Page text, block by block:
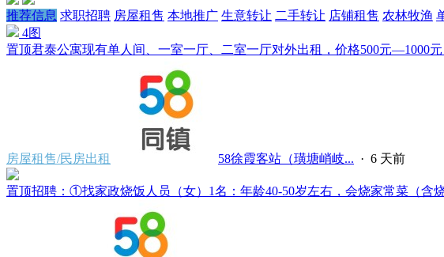
推荐信息 求职招聘 房屋租售 本地推广 生意转让 二手转让 店铺租售 农林牧渔
4图
置顶君泰公寓现有单人间、一室一厅、二室一厅对外出租，价格500元—1000元
房屋租售/民房出租 58徐霞客站（璜塘峭岐... · 6 天前
置顶招聘：①找家政烧饭人员（女）1名：年龄40-50岁左右，会烧家常菜（含